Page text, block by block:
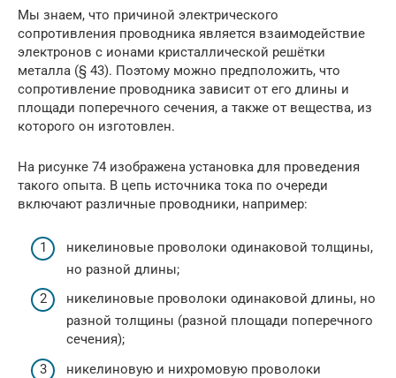
Мы знаем, что причиной электрического
сопротивления проводника является взаимодействие
электронов с ионами кристаллической решётки
металла (§ 43). Поэтому можно предположить, что
сопротивление проводника зависит от его длины и
площади поперечного сечения, а также от вещества, из
которого он изготовлен.
На рисунке 74 изображена установка для проведения
такого опыта. В цепь источника тока по очереди
включают различные проводники, например:
никелиновые проволоки одинаковой толщины,
но разной длины;
никелиновые проволоки одинаковой длины, но
разной толщины (разной площади поперечного
сечения);
никелиновую и нихромовую проволоки